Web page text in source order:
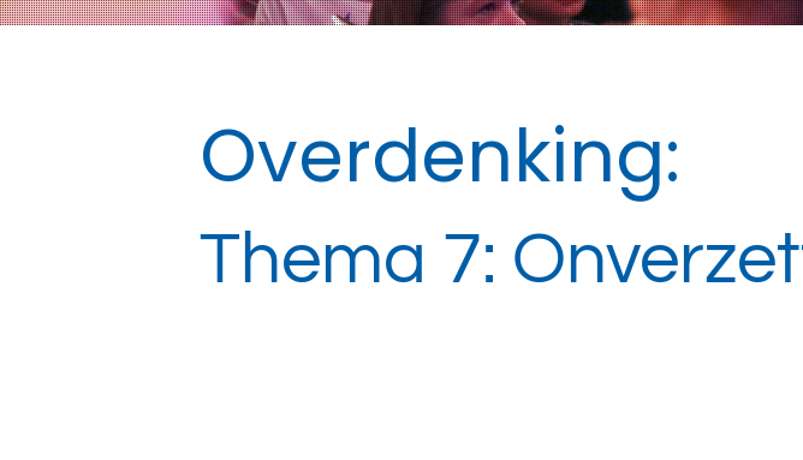
Overdenking:
Thema 7: